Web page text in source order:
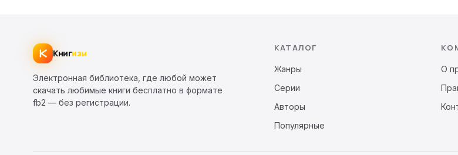
Книгизм
Электронная библиотека, где любой может
скачать любимые книги бесплатно в формате
fb2 — без регистрации.
КАТАЛОГ
Жанры
Серии
Авторы
Популярные
О